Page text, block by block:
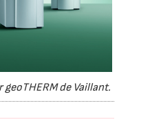
de Vaillant.